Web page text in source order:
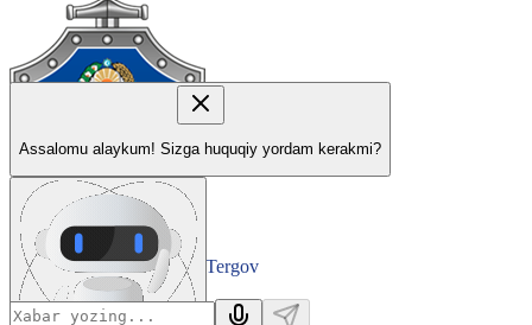
Tergov
Departamenti
Assalomu alaykum! Sizga huquqiy yordam kerakmi?